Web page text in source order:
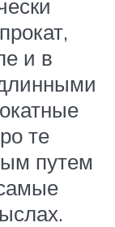
и в
те
путем